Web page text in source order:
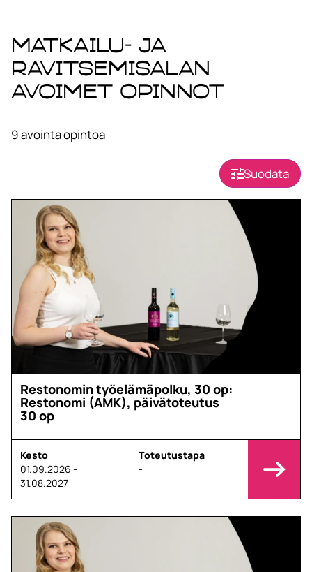
Matkailu- ja
ravitsemisalan
avoimet opinnot
9avointa opintoa
Suodata
Restonomin työelämäpolku, 30 op:
Restonomi (AMK), päivätoteutus
30 op
Kesto
01.09.2026 -
31.08.2027
Toteutustapa
-